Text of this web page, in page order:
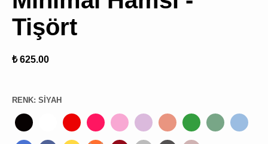
Tişört
₺ 625.00
RENK: SIYAH